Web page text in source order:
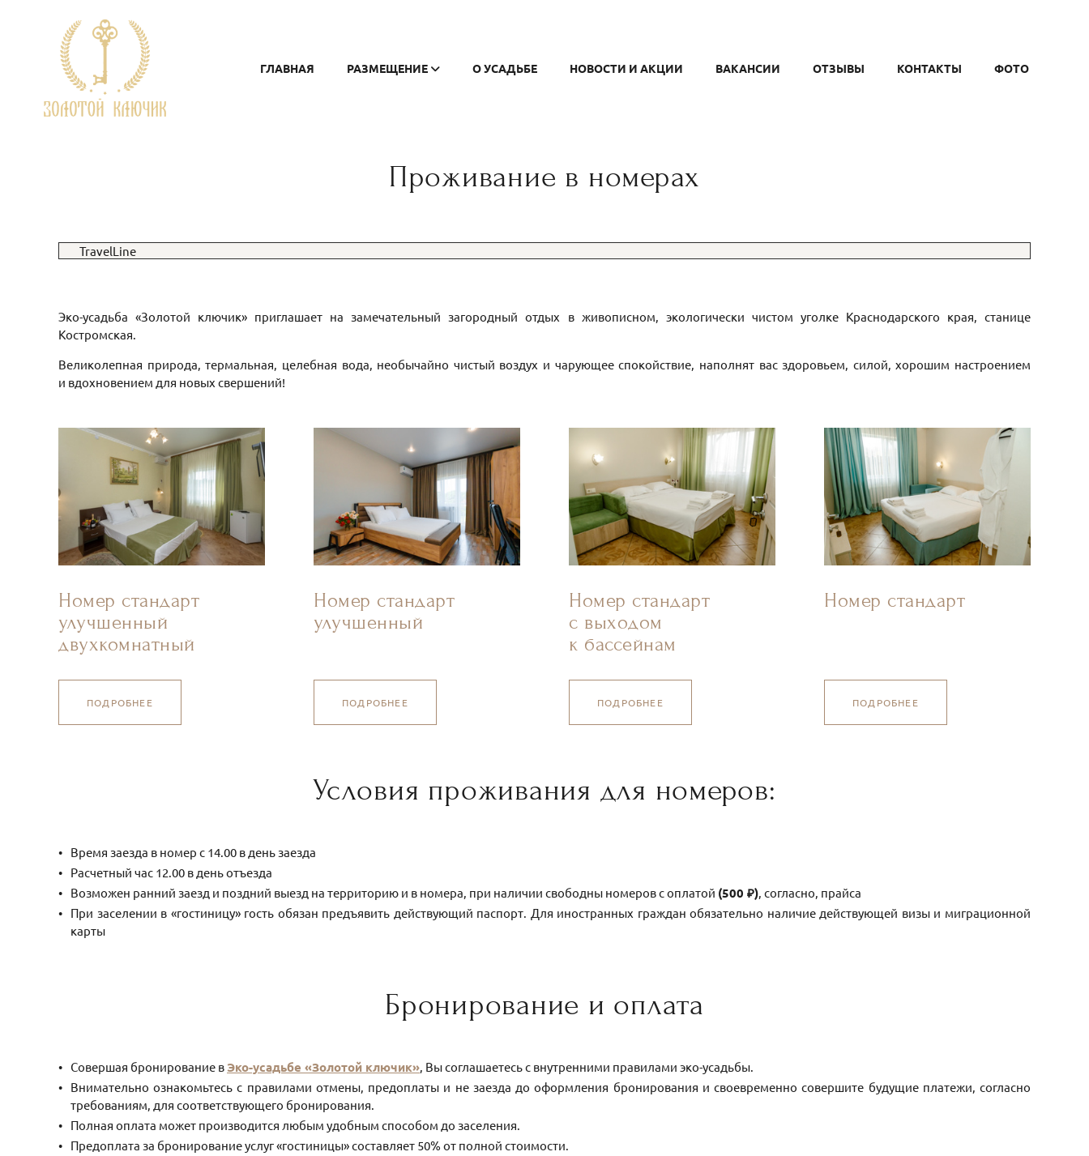
ГЛАВНАЯ РАЗМЕЩЕНИЕ О УСАДЬБЕ НОВОСТИ И АКЦИИ ВАКАНСИИ ОТЗЫВЫ КОНТАКТЫ ФОТО
Проживание в номерах
TravelLine
Эко-усадьба «Золотой ключик» приглашает на замечательный загородный отдых в живописном, экологически чистом уголке Краснодарского края, станице
Костромская.
Великолепная природа, термальная, целебная вода, необычайно чистый воздух и чарующее спокойствие, наполнят вас здоровьем, силой, хорошим настроением
и вдохновением для новых свершений!
Номер стандарт
улучшенный
двухкомнатный
ПОДРОБНЕЕ
Номер стандарт
улучшенный
ПОДРОБНЕЕ
Номер стандарт
с выходом
к бассейнам
ПОДРОБНЕЕ
Номер стандарт
ПОДРОБНЕЕ
Условия проживания для номеров:
Время заезда в номер с 14.00 в день заезда
Расчетный час 12.00 в день отъезда
Возможен ранний заезд и поздний выезд на территорию и в номера, при наличии свободны номеров с оплатой (500 ₽), согласно, прайса
При заселении в «гостиницу» гость обязан предъявить действующий паспорт. Для иностранных граждан обязательно наличие действующей визы и миграционной
карты
Бронирование и оплата
Совершая бронирование в Эко-усадьбе «Золотой ключик», Вы соглашаетесь с внутренними правилами эко-усадьбы.
Внимательно ознакомьтесь с правилами отмены, предоплаты и не заезда до оформления бронирования и своевременно совершите будущие платежи, согласно
требованиям, для соответствующего бронирования.
Полная оплата может производится любым удобным способом до заселения.
Предоплата за бронирование услуг «гостиницы» составляет 50% от полной стоимости.